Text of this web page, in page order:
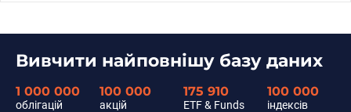
Вивчити найповнішу базу даних
1 000 000
облігацій
100 000
акцій
175 910
ETF & Funds
100 000
індексів